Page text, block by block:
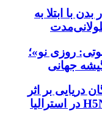
با ابتلا به
روزی نو»؛
دریایی بر اثر